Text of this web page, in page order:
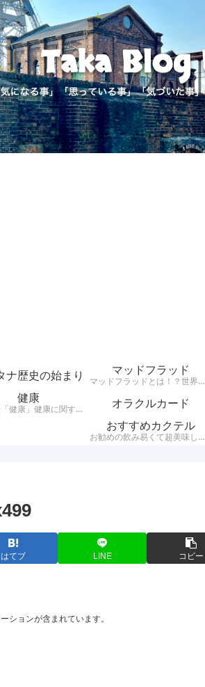
ナ歴史の始まり
マッドフラッド
マッドフラッドとは！？世界中の建物が埋まっていて、その建物の様式が世界同一（レトロ建築レンガ建築など）だという事実がある・・・それがMudfloodです。それらレンガ建築レトロ建築はここ日本にもたくさん現存している。 200年ほど前に世界がグレートリセットされ、歴史が書き換えられ現在に至るとうい興味深い説。
健康
テーマは「健康」健康に関する様々なジャンルのお話を、わかりやすくお話します。自分が好きな事、興味のある事をアウトプットするブログです。
オラクルカード
おすすめカクテル
お勧めの飲み易くて超美味しいカクテルをご紹介。騙されたつもりで飲んでほしいカクテルをシンプルにお伝えします。
はてブ LINE コピー
ションが含まれています。